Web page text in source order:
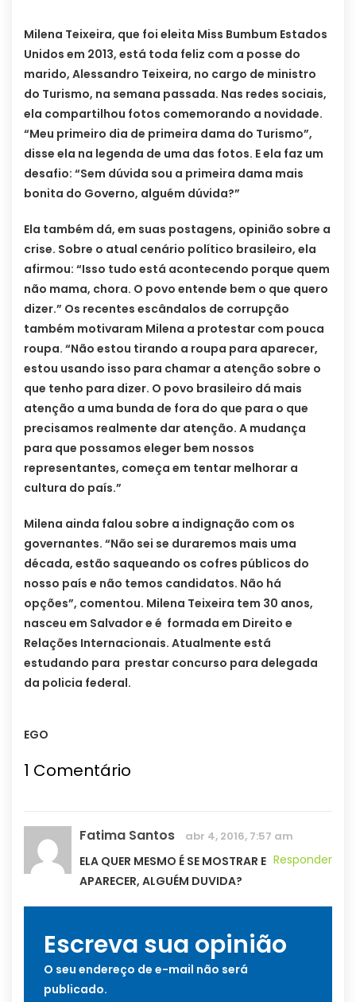
Milena Teixeira, que foi eleita Miss Bumbum Estados
Unidos em 2013, está toda feliz com a posse do
marido, Alessandro Teixeira, no cargo de ministro
do Turismo, na semana passada. Nas redes sociais,
ela compartilhou fotos comemorando a novidade.
“Meu primeiro dia de primeira dama do Turismo”,
disse ela na legenda de uma das fotos. E ela faz um
desafio: “Sem dúvida sou a primeira dama mais
bonita do Governo, alguém dúvida?”
Ela também dá, em suas postagens, opinião sobre a
crise. Sobre o atual cenário político brasileiro, ela
afirmou: “Isso tudo está acontecendo porque quem
não mama, chora. O povo entende bem o que quero
dizer.” Os recentes escândalos de corrupção
também motivaram Milena a protestar com pouca
roupa. “Não estou tirando a roupa para aparecer,
estou usando isso para chamar a atenção sobre o
que tenho para dizer. O povo brasileiro dá mais
atenção a uma bunda de fora do que para o que
precisamos realmente dar atenção. A mudança
para que possamos eleger bem nossos
representantes, começa em tentar melhorar a
cultura do país.”
Milena ainda falou sobre a indignação com os
governantes. “Não sei se duraremos mais uma
década, estão saqueando os cofres públicos do
nosso país e não temos candidatos. Não há
opções”, comentou. Milena Teixeira tem 30 anos,
nasceu em Salvador e é formada em Direito e
Relações Internacionais. Atualmente está
estudando para prestar concurso para delegada
da policia federal.
EGO
1 Comentário
Fatima Santos abr 4, 2016, 7:57 am
Responder
ELA QUER MESMO É SE MOSTRAR E
APARECER, ALGUÉM DUVIDA?
Escreva sua opinião
O seu endereço de e-mail não será
publicado.